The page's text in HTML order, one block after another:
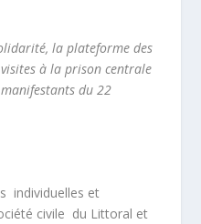
la plateforme des
à la prison centrale
du 22
individuelles et
civile du Littoral et